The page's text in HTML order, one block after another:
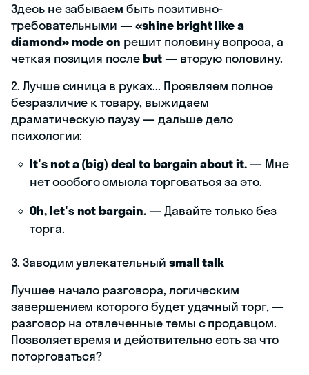
Здесь не забываем быть позитивно-
требовательными —«shine bright like a
diamond» mode on решит половину вопроса, а
четкая позиция послеbut— вторую половину.
2. Лучше синица в руках... Проявляем полное
безразличие к товару, выжидаем
драматическую паузу — дальше дело
психологии:
It's not a (big) deal to bargain about it.— Мне
нет особого смысла торговаться за это.
Oh, let's not bargain.— Давайте только без
торга.
3. Заводим увлекательный small talk
Лучшее начало разговора, логическим
завершением которого будет удачный торг, —
разговор на отвлеченные темы с продавцом.
Позволяет время и действительно есть за что
поторговаться?